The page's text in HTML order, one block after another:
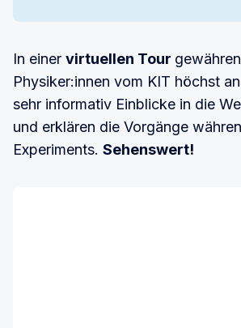
In einer virtuellen Tour
Physiker:innen vom KIT höchst
sehr informativ Einblicke in die
und erklären die Vorgänge
Experiments. Sehenswert!